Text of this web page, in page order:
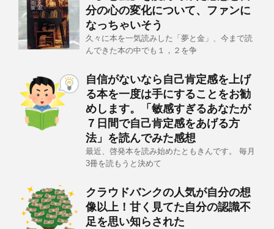
分の心の変化について、ファンに
なっちゃいそう
久々に本を一気読みした「夢と金」、今まで読
んできた本の中でも１，２を争
自信がないなら自己肯定感を上げ
る本を一度は手にすることをお勧
めします。「敏感すぎるあなたが
７日間で自己肯定感をあげる方
法」を読んでみた感想
最近、啓発本を読み始めたともきんです。 毎月
3冊を読もうと決めて
クラウドバンクの人気が自分の想
像以上！甘く見てた自分の認識不
足を思い知らされた